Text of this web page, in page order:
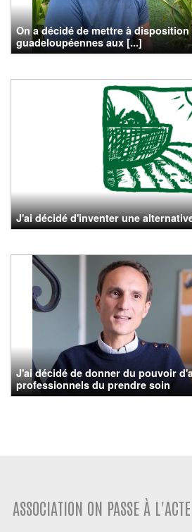
On a décidé de mettre à
guadeloupéennes aux [...]
J'ai décidé d'inventer une
J'ai décidé de donner du pouvoir
professionnels du prendre soin
ASSOCIATION ON PASSE À L'ACTE